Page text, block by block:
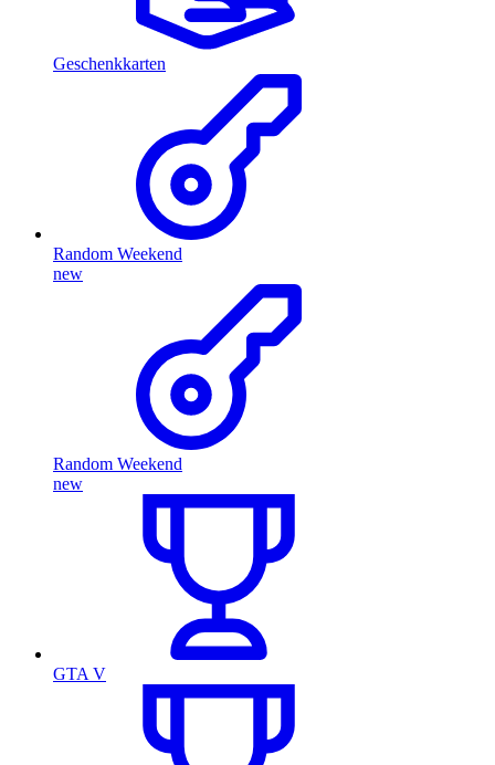
Geschenkkarten
Random Weekend
new
Random Weekend
new
GTA V